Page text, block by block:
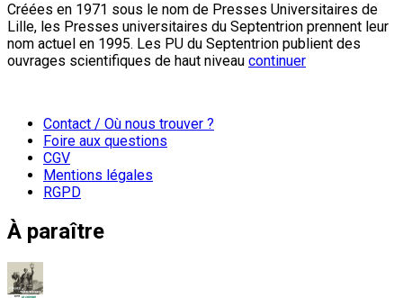
Créées en 1971 sous le nom de Presses Universitaires de
Lille, les Presses universitaires du Septentrion prennent leur
nom actuel en 1995. Les PU du Septentrion publient des
ouvrages scientifiques de haut niveau continuer
Contact / Où nous trouver ?
Foire aux questions
CGV
Mentions légales
RGPD
À paraître